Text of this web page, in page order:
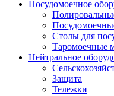
Посудомоечное
Столы для
Таромоечные
Нейтральное
Защита
Тележки